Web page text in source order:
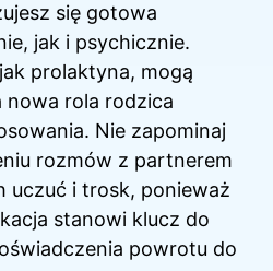
się gotowa
jak i psychicznie.
prolaktyna, mogą
nowa rola rodzica
Nie zapominaj
rozmów z partnerem
uczuć i trosk, ponieważ
stanowi klucz do
powrotu do